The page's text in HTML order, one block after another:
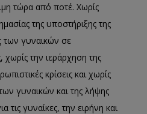
τώρα από ποτέ. Χωρίς
της υποστήριξης της
των γυναικών σε
χωρίς την ιεράρχηση της
κρίσεις και χωρίς
γυναικών και της λήψης
τις γυναίκες, την ειρήνη και